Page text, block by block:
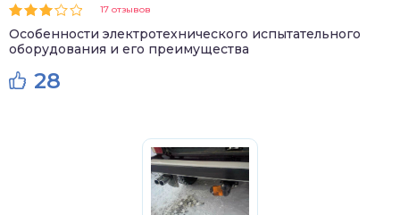
17 отзывов
Особенности электротехнического испытательного
оборудования и его преимущества
28